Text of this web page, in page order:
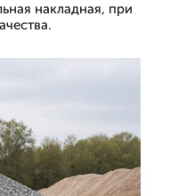
накладная, при